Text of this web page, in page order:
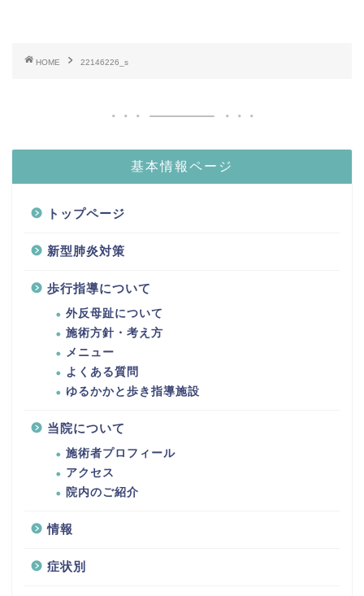
HOME 22146226_s
基本情報ページ
トップページ
新型肺炎対策
歩行指導について
外反母趾について
施術方針・考え方
メニュー
よくある質問
ゆるかかと歩き指導施設
当院について
施術者プロフィール
アクセス
院内のご紹介
情報
症状別